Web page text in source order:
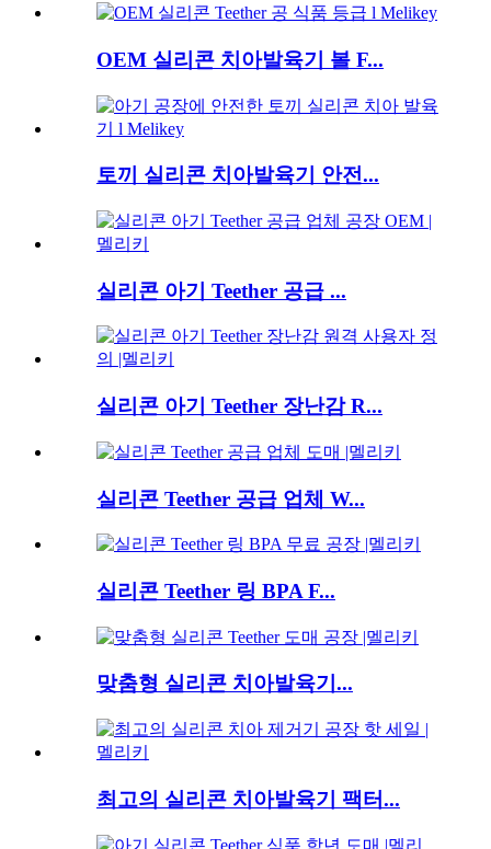
OEM 실리콘 치아발육기 볼 F...
토끼 실리콘 치아발육기 안전...
실리콘 아기 Teether 공급 ...
실리콘 아기 Teether 장난감 R...
실리콘 Teether 공급 업체 W...
실리콘 Teether 링 BPA F...
맞춤형 실리콘 치아발육기...
최고의 실리콘 치아발육기 팩터...